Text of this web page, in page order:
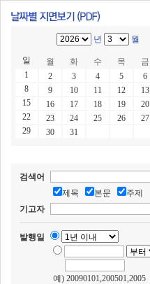
년 월
일 월 화 수 목 금
1
2 3 4 5 6
8
9 10 11 12 13
15
16 17 18 19 20
22
23 24 25 26 27
29
30 31
검색어
제목
본문
주제
기고자
발행일
예) 20090101,200501,2005